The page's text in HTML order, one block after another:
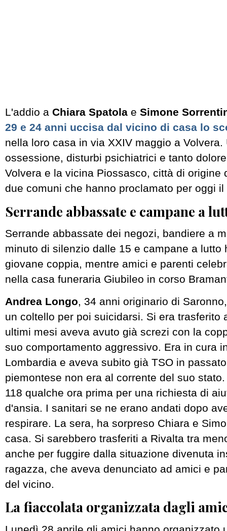
L'addio a Chiara Spatola e Simone
29 e 24 anni uccisa dal vicino di casa lo
nella loro casa in via XXIV maggio a
ossessione, disturbi psichiatrici e tanto
Volvera e la vicina Piossasco, città di origine
due comuni che hanno proclamato per oggi
Serrande abbassate e campane a
Serrande abbassate dei negozi, bandiere a
minuto di silenzio dalle 15 e campane a lutto
giovane coppia, mentre amici e parenti
nella casa funeraria Giubileo in corso
Andrea Longo, 34 anni originario di
un coltello per poi suicidarsi. Si era trasferito
ultimi mesi aveva avuto già screzi con la
suo comportamento aggressivo. Era in cura
Lombardia e aveva subito già TSO in
piemontese non era al corrente del suo
118 qualche ora prima per una richiesta di
d'ansia. I sanitari se ne erano andati dopo
respirare. La sera, ha sorpreso Chiara e
casa. Si sarebbero trasferiti a Rivalta tra
anche per fuggire dalla situazione divenuta
ragazza, che aveva denunciato ad amici e
del vicino.
La fiaccolata organizzata dagli